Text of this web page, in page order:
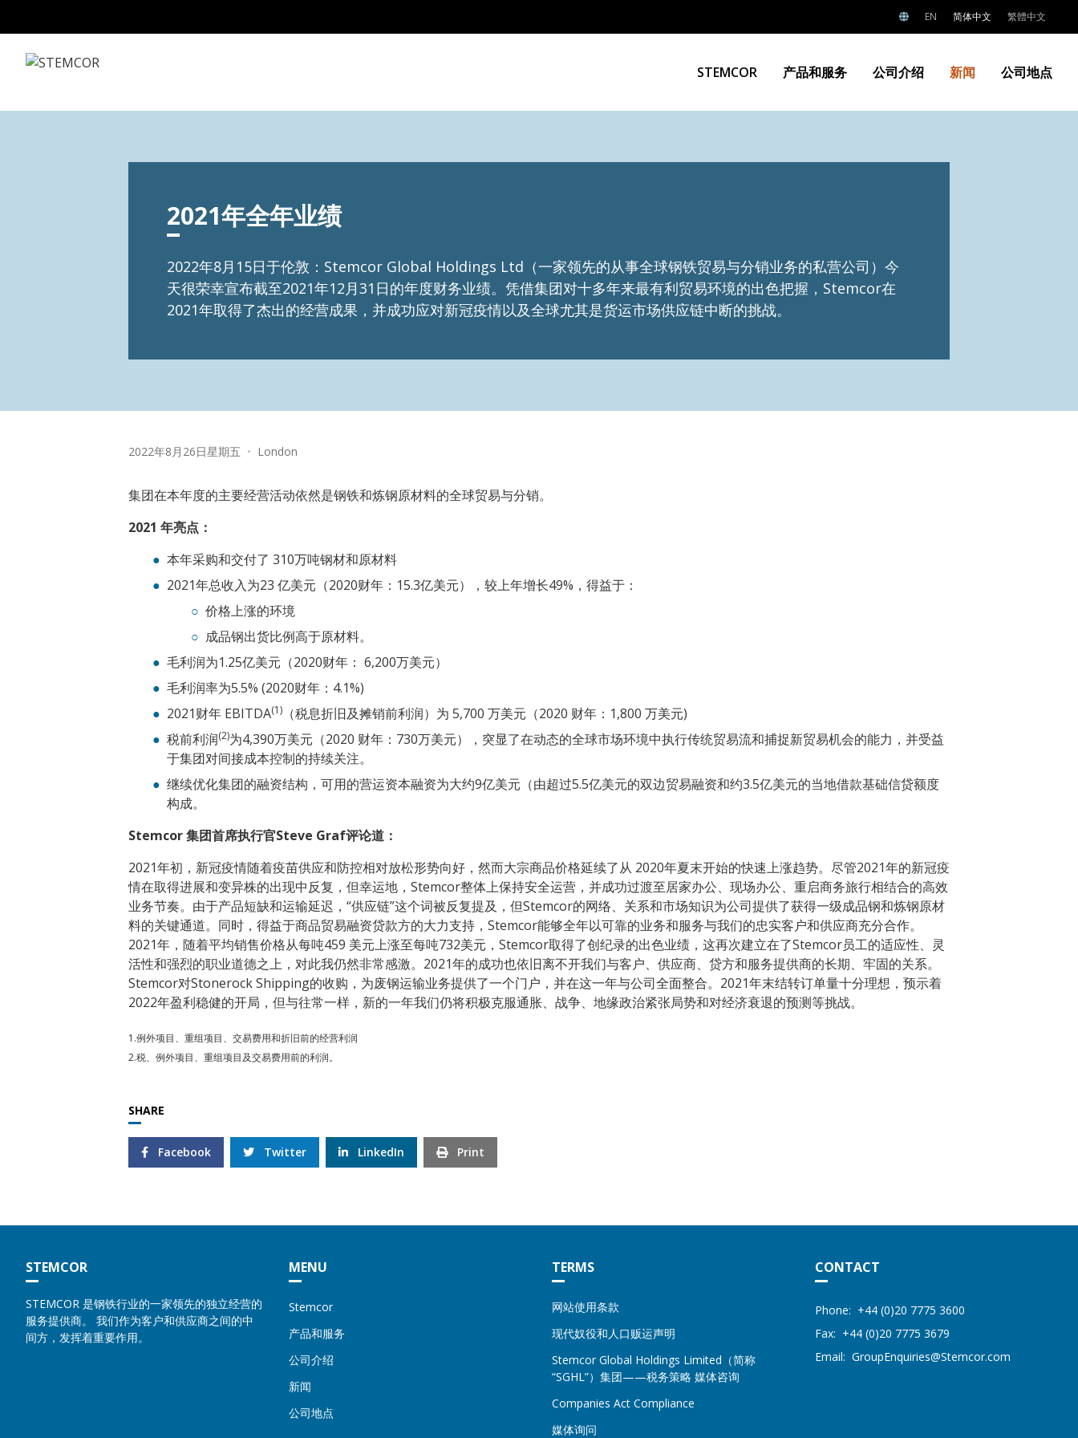
EN 简体中文 繁體中文
STEMCOR 产品和服务 公司介绍 新闻 公司地点
2021年全年业绩
2022年8月15日于伦敦：Stemcor Global Holdings Ltd（一家领先的从事全球钢铁贸易与分销业务的私营公司）今
天很荣幸宣布截至2021年12月31日的年度财务业绩。凭借集团对十多年来最有利贸易环境的出色把握，Stemcor在
2021年取得了杰出的经营成果，并成功应对新冠疫情以及全球尤其是货运市场供应链中断的挑战。
Date:
2022年8月26日星期五
Location: • London
集团在本年度的主要经营活动依然是钢铁和炼钢原材料的全球贸易与分销。
2021 年亮点：
本年采购和交付了 310万吨钢材和原材料
2021年总收入为23 亿美元（2020财年：15.3亿美元），较上年增长49%，得益于：
价格上涨的环境
成品钢出货比例高于原材料。
毛利润为1.25亿美元（2020财年： 6,200万美元）
毛利润率为5.5% (2020财年：4.1%)
2021财年 EBITDA(1) （税息折旧及摊销前利润）为 5,700 万美元（2020 财年：1,800 万美元)
税前利润(2)为4,390万美元（2020 财年：730万美元），突显了在动态的全球市场环境中执行传统贸易流和捕捉新贸易机会的能力，并受益
于集团对间接成本控制的持续关注。
继续优化集团的融资结构，可用的营运资本融资为大约9亿美元（由超过5.5亿美元的双边贸易融资和约3.5亿美元的当地借款基础信贷额度
构成。
Stemcor集团首席执行官Steve Graf评论道：
2021年初，新冠疫情随着疫苗供应和防控相对放松形势向好，然而大宗商品价格延续了从 2020年夏末开始的快速上涨趋势。尽管2021年的新冠疫
情在取得进展和变异株的出现中反复，但幸运地，Stemcor整体上保持安全运营，并成功过渡至居家办公、现场办公、重启商务旅行相结合的高效
业务节奏。由于产品短缺和运输延迟，“供应链”这个词被反复提及，但Stemcor的网络、关系和市场知识为公司提供了获得一级成品钢和炼钢原材
料的关键通道。同时，得益于商品贸易融资贷款方的大力支持，Stemcor能够全年以可靠的业务和服务与我们的忠实客户和供应商充分合作。
2021年，随着平均销售价格从每吨459 美元上涨至每吨732美元，Stemcor取得了创纪录的出色业绩，这再次建立在了Stemcor员工的适应性、灵
活性和强烈的职业道德之上，对此我仍然非常感激。2021年的成功也依旧离不开我们与客户、供应商、贷方和服务提供商的长期、牢固的关系。
Stemcor对Stonerock Shipping的收购，为废钢运输业务提供了一个门户，并在这一年与公司全面整合。2021年末结转订单量十分理想，预示着
2022年盈利稳健的开局，但与往常一样，新的一年我们仍将积极克服通胀、战争、地缘政治紧张局势和对经济衰退的预测等挑战。
1.例外项目、重组项目、交易费用和折旧前的经营利润
2.税、例外项目、重组项目及交易费用前的利润。
SHARE
Facebook Twitter LinkedIn Print
STEMCOR
STEMCOR 是钢铁行业的一家领先的独立经营的
服务提供商。 我们作为客户和供应商之间的中
间方，发挥着重要作用。
MENU
Stemcor
产品和服务
公司介绍
新闻
公司地点
TERMS
网站使用条款
现代奴役和人口贩运声明
Stemcor Global Holdings Limited（简称
“SGHL”）集团——税务策略 媒体咨询
Companies Act Compliance
媒体询问
CONTACT
STEMCOR
Phone: +44 (0)20 7775 3600
Fax: +44 (0)20 7775 3679
Email: GroupEnquiries@Stemcor.com